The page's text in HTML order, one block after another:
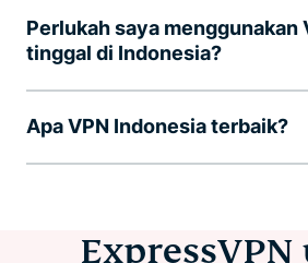
Perlukah saya menggunakan
tinggal di Indonesia?
Apa VPN Indonesia terbaik?